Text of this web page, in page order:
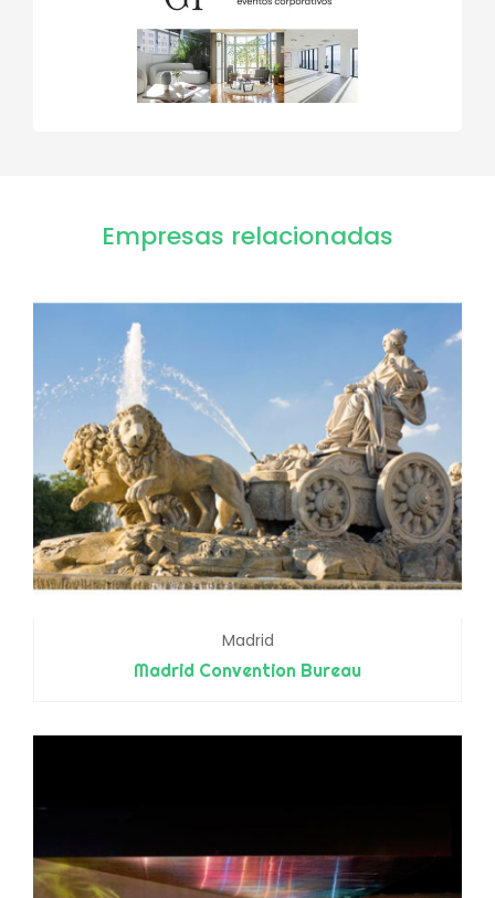
Empresas relacionadas
Madrid
Madrid Convention Bureau